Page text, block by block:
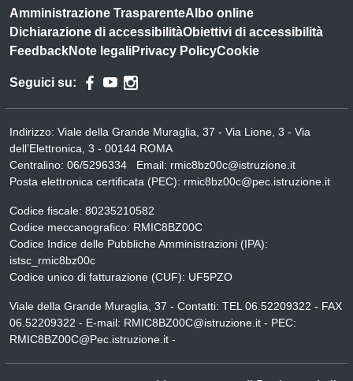
Amministrazione TrasparenteAlbo online
Dichiarazione di accessibilitàObiettivi di accessibilità
FeedbackNote legaliPrivacy PolicyCookie
Seguici su:
Indirizzo: Viale della Grande Muraglia, 37 - Via Lione, 3 - Via
dell’Elettronica, 3 - 00144 ROMA
Centralino: 06/5296334 Email: rmic8bz00c@istruzione.it
Posta elettronica certificata (PEC): rmic8bz00c@pec.istruzione.it
Codice fiscale: 80235210582
Codice meccanografico: RMIC8BZ00C
Codice Indice delle Pubbliche Amministrazioni (IPA):
istsc_rmic8bz00c
Codice unico di fatturazione (CUF): UF5PZO
Viale della Grande Muraglia, 37 - Contatti: TEL 06.52209322 - FAX
06.52209322 - E-mail: RMIC8BZ00C@istruzione.it - PEC:
RMIC8BZ00C@Pec.istruzione.it -